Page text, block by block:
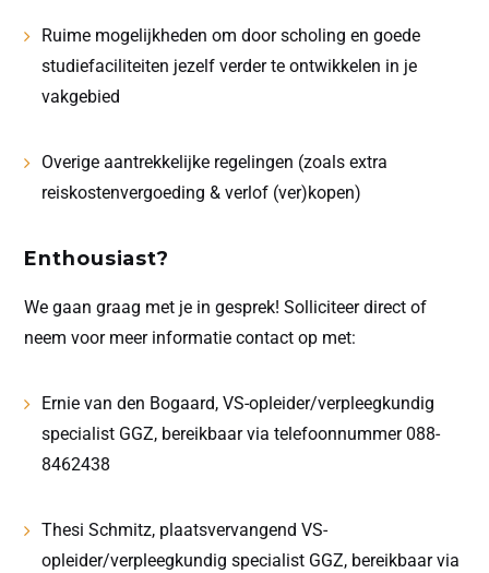
Ruime mogelijkheden om door scholing en goede
studiefaciliteiten jezelf verder te ontwikkelen in je
vakgebied
Overige aantrekkelijke regelingen (zoals extra
reiskostenvergoeding & verlof (ver)kopen)
Enthousiast?
We gaan graag met je in gesprek! Solliciteer direct of
neem voor meer informatie contact op met:
Ernie van den Bogaard, VS-opleider/verpleegkundig
specialist GGZ, bereikbaar via telefoonnummer 088-
8462438
Thesi Schmitz, plaatsvervangend VS-
opleider/verpleegkundig specialist GGZ, bereikbaar via